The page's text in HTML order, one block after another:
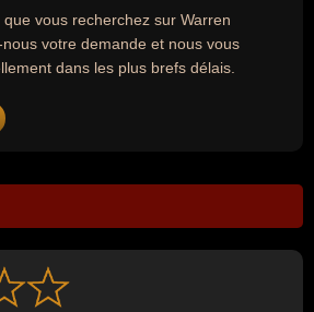
vous recherchez sur Warren
votre demande et nous vous
dans les plus brefs délais.